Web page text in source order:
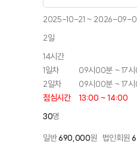
2026-03-18 ~
2026-05-11 ~
2026-07-06 ~
2026-09-07 ~
2026-10-07 ~
2026-11-04 ~
2025-10-21 ~ 2026-09-
2일
14시간
1일차
09시00분 ~ 17
2일차
09시00분 ~ 17
점심시간
13:00 ~ 14:00
30명
일반690,000원 법인회원